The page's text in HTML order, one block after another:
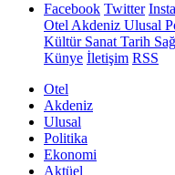
Facebook Twitter
Otel Akdeniz Ulusal
Kültür Sanat Tarih
Künye İletişim RSS
Otel
Akdeniz
Ulusal
Politika
Ekonomi
Aktüel